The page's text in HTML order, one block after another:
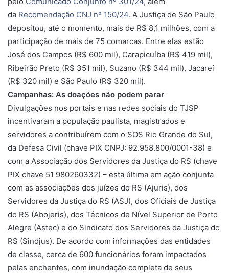
da Recomendação CNJ nº 150/24. A Justiça de São Paulo
depositou, até o momento, mais de R$ 8,1 milhões, com a
participação de mais de 75 comarcas. Entre elas estão
José dos Campos (R$ 600 mil), Carapicuíba (R$ 419 mil),
Ribeirão Preto (R$ 351 mil), Suzano (R$ 344 mil), Jacareí
(R$ 320 mil) e São Paulo (R$ 320 mil).
Campanhas: As doações não podem parar
Divulgações nos portais e nas redes sociais do TJSP
incentivaram a população paulista, magistrados e
servidores a contribuírem com o SOS Rio Grande do Sul,
da Defesa Civil (chave PIX CNPJ: 92.958.800/0001-38) e
com a Associação dos Servidores da Justiça do RS (chave
PIX chave 51 980260332) – esta última em ação conjunta
com as associações dos juízes do RS (Ajuris), dos
Servidores da Justiça do RS (ASJ), dos Oficiais de Justiça
do RS (Abojeris), dos Técnicos de Nível Superior de Porto
Alegre (Astec) e do Sindicato dos Servidores da Justiça do
RS (Sindjus). De acordo com informações das entidades
de classe, cerca de 600 funcionários foram impactados
pelas enchentes, com inundação completa de seus